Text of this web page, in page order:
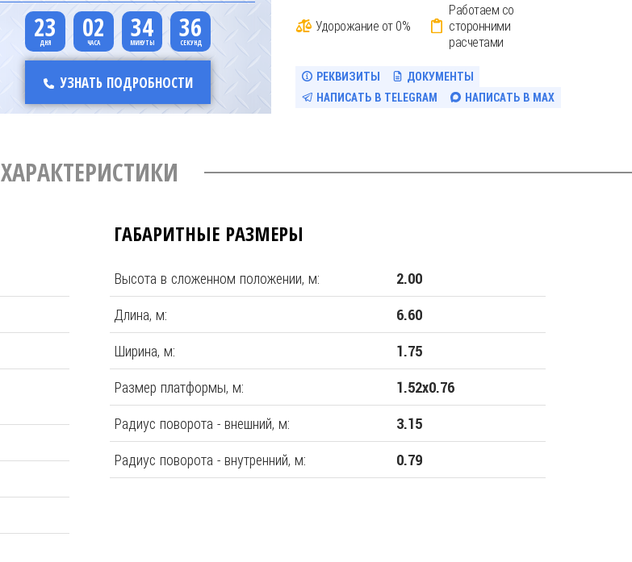
23 02 34 35
УЗНАТЬ ПОДРОБНОСТИ
Удорожание от 0%
Работаем со
сторонними
расчетами
РЕКВИЗИТЫ
ДОКУМЕНТЫ
НАПИСАТЬ В TELEGRAM
НАПИСАТЬ В MAX
ХАРАКТЕРИСТИКИ
ГАБАРИТНЫЕ РАЗМЕРЫ
Высота в сложенном положении, м: 2.00
Длина, м: 6.60
Ширина, м: 1.75
Размер платформы, м: 1.52х0.76
Радиус поворота - внешний, м: 3.15
Радиус поворота - внутренний, м: 0.79